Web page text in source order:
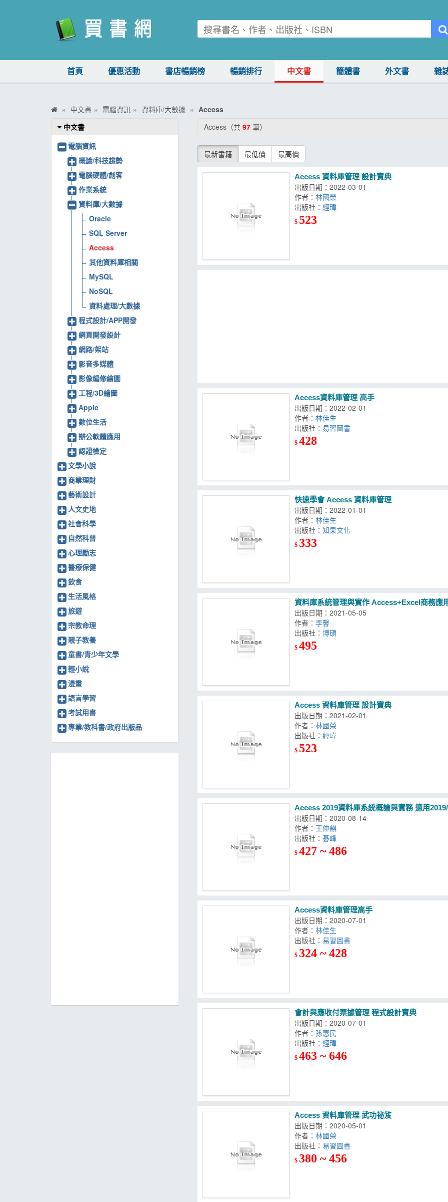
首頁 優惠活動 書店暢銷榜 暢銷排行 中文書 簡體書 外文書 雜
中文書 電腦資訊 資料庫/大數據
Access
Access（共 97筆）
最新書籍 最低價 最高價
Access 資料庫管理 設計寶典
出版日期：2022-03-01
作者：林國榮
出版社：
$ 523
Access資料庫管理 高手
出版日期：2022-02-01
作者：林佳生
出版社：
$428
快速學會 Access 資料庫管理
出版日期：2022-01-01
作者：林佳生
出版社：
$ 333
資料庫系統管理與實作 Access+Excel商務應
出版日期：2021-05-05
作者：李馨
出版社：
$495
Access 資料庫管理 設計寶典
出版日期：2021-02-01
作者：林國榮
出版社：
$ 523
Access 2019資料庫系統概論與實務 適用
出版日期：2020-08-14
作者： 王仲麒
出版社：
$427 ~ 486
Access資料庫管理高手
出版日期：2020-07-01
作者：林佳生
出版社：
$ 324 ~ 428
會計與應收付票據管理 程式設計寶典
出版日期：2020-07-01
作者：孫惠民
出版社：
$463 ~ 646
Access 資料庫管理 武功祕笈
出版日期：2020-05-01
作者：林國榮
出版社：
$ 380 ~ 456
中文書
電腦資訊
概論/科技趨勢
電腦硬體/創客
作業系統
資料庫/大數據
Oracle
SQL Server
Access
其他資料庫相關
MySQL
NoSQL
資料處理/大數據
程式設計/APP開發
網頁開發設計
網路/架站
影音多媒體
影像編修繪圖
工程/3D繪圖
Apple
數位生活
辦公軟體應用
認證檢定
文學小說
商業理財
藝術設計
人文史地
社會科學
自然科普
心理勵志
醫療保健
飲食
生活風格
旅遊
宗教命理
親子教養
童書/青少年文學
輕小說
漫畫
語言學習
考試用書
專業/教科書/政府出版品